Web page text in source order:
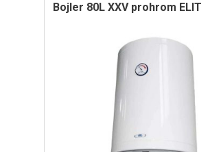
bojler 80L XXV prohrom ELIT